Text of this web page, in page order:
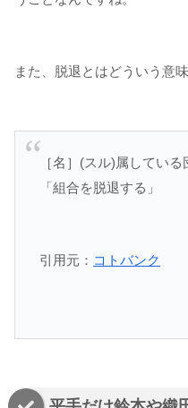
また、脱退とはどういう意
［名］ (スル)属している
「組合を脱退する」
引用元： コトバンク